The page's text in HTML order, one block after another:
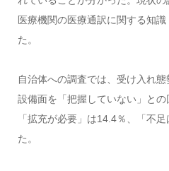
医療機関の医療通訳に関する知
た。
自治体への調査では、受け入れ
設備面を「把握していない」との
「拡充が必要」は14.4％、「不
た。